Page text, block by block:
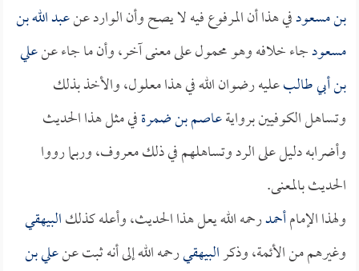
بن مسعودفي هذا أن المرفوع فيه لا يصح وأن الوارد عنعبد الله بن
مسعودجاء خلافه وهو محمول على معنى آخر، وأن ما جاء عنعلي
بن أبي طالبعليه رضوان الله في هذا معلول، والأخذ بذلك
وتساهل الكوفيين بروايةعاصم بن ضمرةفي مثل هذا الحديث
وأضرابه دليل على الرد وتساهلهم في ذلك معروف، وربما رووا
الحديث بالمعنى.
ولهذا الإمامأحمدرحمه الله يعل هذا الحديث، وأعله كذلكالبيهقي
وغيرهم من الأئمة، وذكرالبيهقيرحمه الله إلى أنه ثبت عنعلي بن